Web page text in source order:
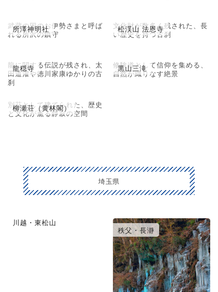
所澤神明社
武蔵の国のお伊勢さまと呼ば
れる所沢の鎮守
松渓山 法恩寺
文化財が数多く残された、長
い歴史を持つ古刹
龍穏寺
龍に関する伝説が残され、太
田道灌や徳川家康ゆかりの古
刹
黒山三滝
修験道として信仰を集める、
自然が織りなす絶景
柳瀬荘（黄林閣）
別荘として建てられた、歴史
と文化が薫る静寂の空間
埼玉県
川越・東松山
大宮・浦和・鴻巣
秩父・長瀞